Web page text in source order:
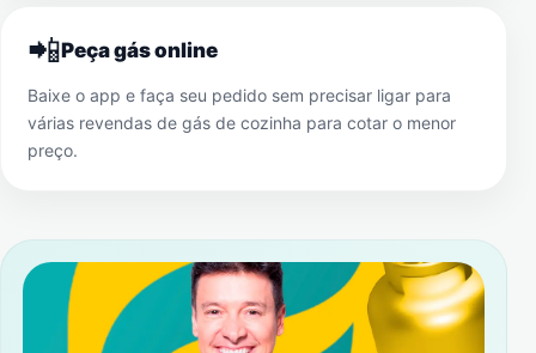
📲Peça gás online
Baixe o app e faça seu pedido sem precisar ligar para
várias revendas de gás de cozinha para cotar o menor
preço.